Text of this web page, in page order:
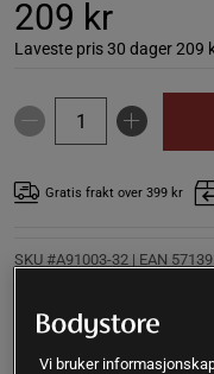
209 kr
Laveste pris 30 dager209
Gratis frakt over 399 kr
SKU #A91003-32 | EAN
VitaYummy. Med
linfrø i smakfulle
Vi bruker